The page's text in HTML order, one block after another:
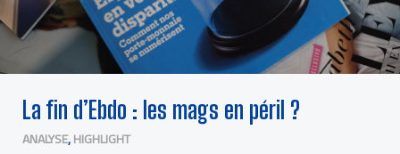
La fin d’Ebdo : les mags en péril ?
ANALYSE,HIGHLIGHT